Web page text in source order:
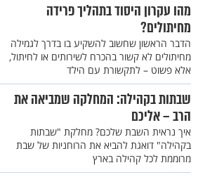
מהו עקרון היסוד בתהליך פרידה
מחיתולים?
הדבר הראשון שחשוב להשקיע בו בדרך לגמילה
מחיתולים לא קשור בהכרח לשירותים או לחיתול,
אלא פשוט – לתקשורת עם הילד
שבתות בקהילה: המחלקה שמביאה את
הרב – אליכם
איך נראית השבת שלכם? מחלקת "שבתות
בקהילה" דואגת להביא את הרוחניות של שבת
מרוממת לכל קהילה בארץ